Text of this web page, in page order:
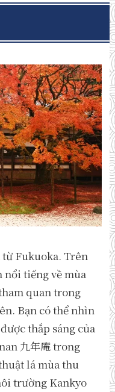
từ Fukuoka. Trên
nổi tiếng về mùa
quan trong
Bạn có thể nhìn
thắp sáng của
九年庵 trong
lá mùa thu
trường Kankyo